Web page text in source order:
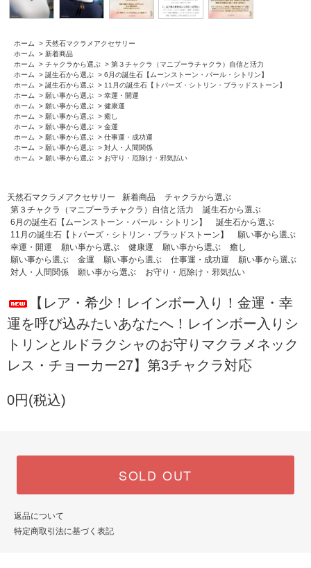
ホーム > 天然石マクラメアクセサリー
ホーム
> 新着商品
ホーム
> チャクラから選ぶ > 第３チャクラ（マニプーラチャクラ）自信と活力
ホーム
> 誕生石から選ぶ > 6月の誕生石【ムーンストーン・パール・シトリン】
ホーム
> 誕生石から選ぶ > 11月の誕生石【トパーズ・シトリン・ブラッドストーン】
ホーム
> 願い事から選ぶ > 幸運・開運
ホーム
> 願い事から選ぶ > 健康運
ホーム
> 願い事から選ぶ > 癒し
ホーム
> 願い事から選ぶ > 金運
ホーム
> 願い事から選ぶ > 仕事運・成功運
ホーム
> 願い事から選ぶ > 対人・人間関係
ホーム
> 願い事から選ぶ > お守り・厄除け・邪気払い
天然石マクラメアクセサリー 新着商品
チャクラから選ぶ
第３チャクラ（マニプーラチャクラ）自信と活力
誕生石から選ぶ
6月の誕生石【ムーンストーン・パール・シトリン】
誕生石から選ぶ
11月の誕生石【トパーズ・シトリン・ブラッドストーン】
願い事から選ぶ
幸運・開運
願い事から選ぶ 健康運 願い事から選ぶ
癒し
願い事から選ぶ
金運 願い事から選ぶ 仕事運・成功運
願い事から選ぶ
対人・人間関係
願い事から選ぶ お守り・厄除け・邪気払い
【レア・希少！レインボー入り！金運・幸
運を呼び込みたいあなたへ！レインボー入りシ
トリンとルドラクシャのお守りマクラメネック
レス・チョーカー27】第3チャクラ対応
0円(税込)
SOLD OUT
返品について
特定商取引法に基づく表記